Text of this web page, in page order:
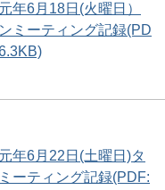
年6月18日(火曜日）
ミーティング記録(PD
年6月22日(土曜日)タ
ーティング記録(PDF: